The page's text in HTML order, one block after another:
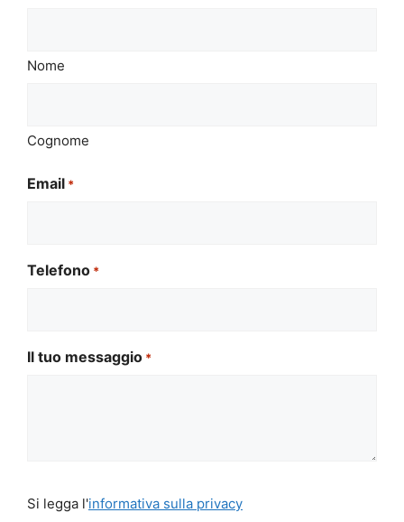
Nome
Cognome
Email *
Telefono *
Il tuo messaggio *
legga
Si legga l'informativa sulla privacy